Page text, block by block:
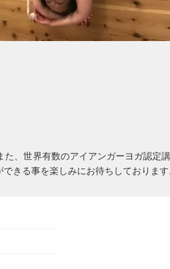
、世界有数のアイアンガーヨガ認定
きる事を楽しみにお待ちしております